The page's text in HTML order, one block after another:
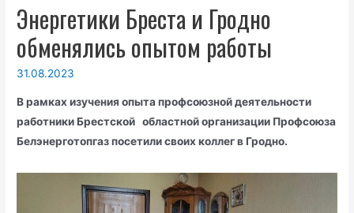
Энергетики Бреста и Гродно
обменялись опытом работы
31.08.2023
В рамках изучения опыта профсоюзной деятельности
работники Брестской областной организации Профсоюза
Белэнерготопгаз посетили своих коллег в Гродно.